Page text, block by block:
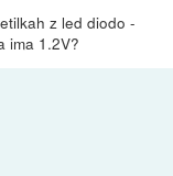
z led diodo -
ima 1.2V?